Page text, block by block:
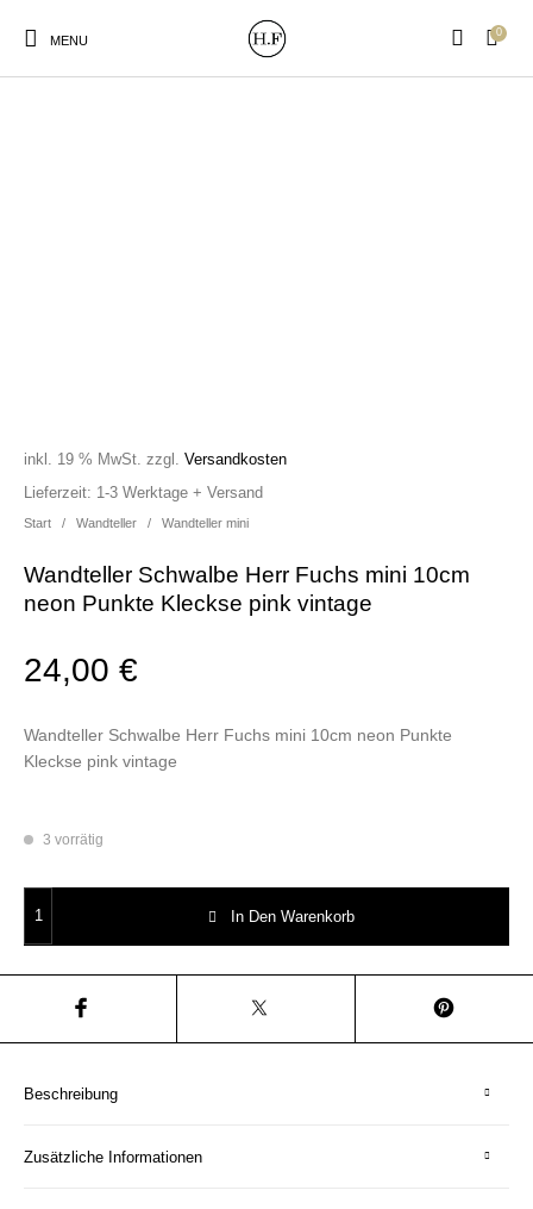
MENU
0
Start / Wandteller / Wandteller mini
Wandteller Schwalbe Herr Fuchs mini 10cm
neon Punkte Kleckse pink vintage
24,00€
inkl. 19 % MwSt. zzgl.Versandkosten
Wandteller Schwalbe Herr Fuchs mini 10cm neon Punkte
Kleckse pink vintage
Lieferzeit: 1-3 Werktage + Versand
3 vorrätig
In Den Warenkorb
Beschreibung
Zusätzliche Informationen